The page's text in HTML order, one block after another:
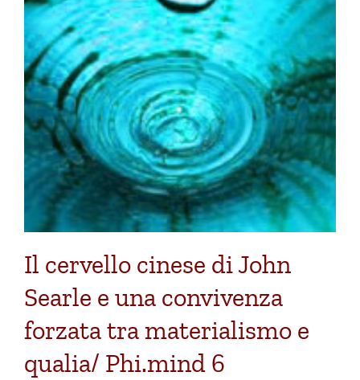
Il cervello cinese di John
Searle e una convivenza
forzata tra materialismo e
qualia/ Phi.mind 6